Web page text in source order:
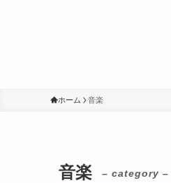
ホーム 音楽
音楽 – category –